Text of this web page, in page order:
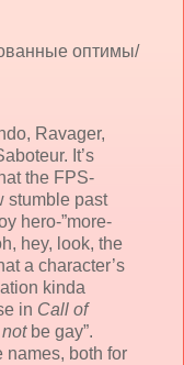
оптимы/
Ravager,
It’s
the FPS-
stumble past
hero-”more-
hey, look, the
a character’s
kinda
in Call of
notbe gay”.
names, both for